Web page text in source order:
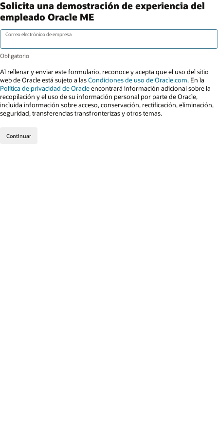
Solicita una demostración de experiencia del
empleado Oracle ME
Correo electrónico de empresa
Al rellenar y enviar este formulario, reconoce y acepta que el uso del sitio
web de Oracle está sujeto a lasCondiciones de uso de Oracle.com. En la
Política de privacidad de Oracleencontrará información adicional sobre la
recopilación y el uso de su información personal por parte de Oracle,
incluida información sobre acceso, conservación, rectificación, eliminación,
seguridad, transferencias transfronterizas y otros temas.
Continuar